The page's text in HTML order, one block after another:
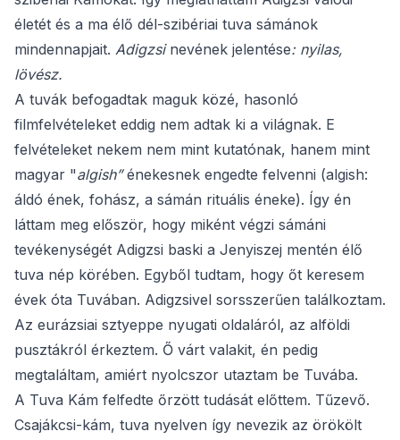
életét és a ma élő dél-szibériai tuva sámánok
mindennapjait. Adigzsi nevének jelentése: nyilas,
lövész.
A tuvák befogadtak maguk közé, hasonló
filmfelvételeket eddig nem adtak ki a világnak. E
felvételeket nekem nem mint kutatónak, hanem mint
magyar "algish”énekesnek engedte felvenni (algish:
áldó ének, fohász, a sámán rituális éneke). Így én
láttam meg először, hogy miként végzi sámáni
tevékenységét Adigzsi baski a Jenyiszej mentén élő
tuva nép körében. Egyből tudtam, hogy őt keresem
évek óta Tuvában. Adigzsivel sorsszerűen találkoztam.
Az eurázsiai sztyeppe nyugati oldaláról, az alföldi
pusztákról érkeztem. Ő várt valakit, én pedig
megtaláltam, amiért nyolcszor utaztam be Tuvába.
A Tuva Kám felfedte őrzött tudását előttem. Tűzevő.
Csajákcsi-kám, tuva nyelven így nevezik az örökölt